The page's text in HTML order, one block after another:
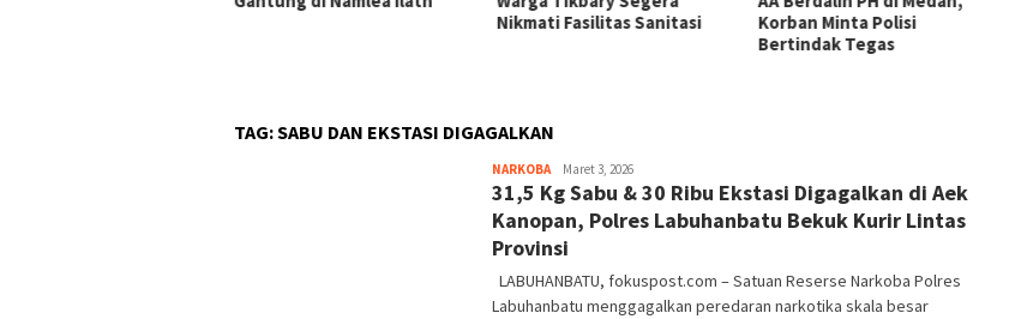
Korban Minta Polisi
Gratis Sesuai Aturan K3,
Kacamata Resep Ditanggung
TAG:SABU DAN EKSTASI DIGAGALKAN
NARKOBAHerman.
Damanik
Maret 3, 2026
31,5 Kg Sabu & 30 Ribu Ekstasi Digagalkan di Aek
Kanopan, Polres Labuhanbatu Bekuk Kurir Lintas
Provinsi
LABUHANBATU, fokuspost.com – Satuan Reserse Narkoba Polres
Labuhanbatu menggagalkan peredaran narkotika skala besar